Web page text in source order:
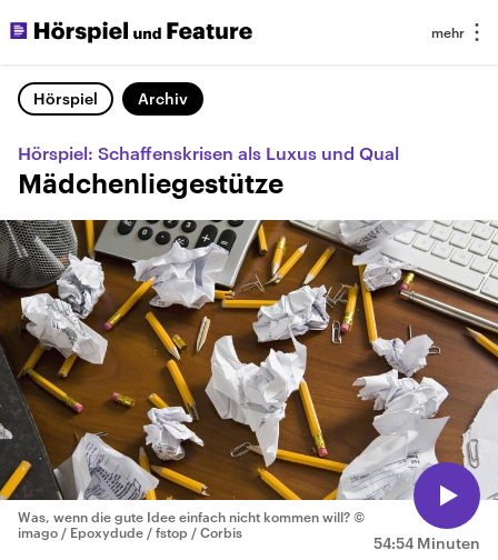
Hörspiel Archiv
Hörspiel: Schaffenskrisen als Luxus und Qual
Mädchenliegestütze
54:54 Minuten
Was, wenn die gute Idee einfach nicht kommen will? ©
imago / Epoxydude / fstop / Corbis